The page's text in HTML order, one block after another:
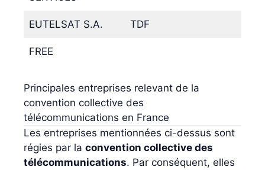
EUTELSAT S.A. TDF
FREE
Principales entreprises relevant de la
convention collective des
télécommunications en France
Les entreprises mentionnées ci-dessus sont
régies par la convention collective des
télécommunications. Par conséquent, elles